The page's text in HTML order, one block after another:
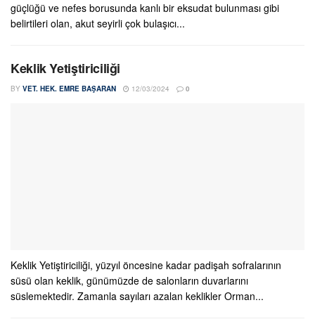
güçlüğü ve nefes borusunda kanlı bir eksudat bulunması gibi
belirtileri olan, akut seyirli çok bulaşıcı...
Keklik Yetiştiriciliği
BY VET. HEK. EMRE BAŞARAN 12/03/2024 0
Keklik Yetiştiriciliği, yüzyıl öncesine kadar padişah sofralarının
süsü olan keklik, günümüzde de salonların duvarlarını
süslemektedir. Zamanla sayıları azalan keklikler Orman...